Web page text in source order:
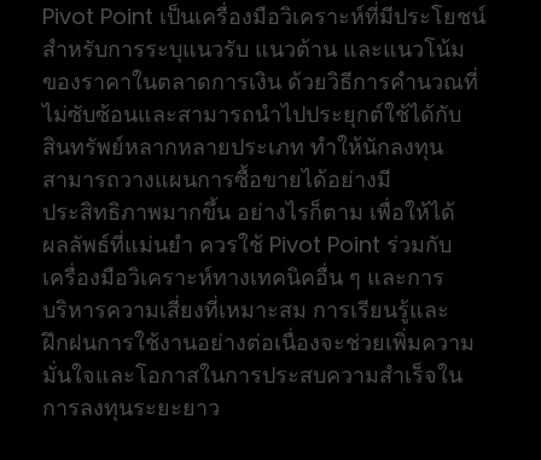
Pivot Point เป็นเครื่องมือวิเคราะห์ที่มีประโยชน์
สำหรับการระบุแนวรับ แนวต้าน และแนวโน้ม
ของราคาในตลาดการเงิน ด้วยวิธีการคำนวณที่
ไม่ซับซ้อนและสามารถนำไปประยุกต์ใช้ได้กับ
สินทรัพย์หลากหลายประเภท ทำให้นักลงทุน
สามารถวางแผนการซื้อขายได้อย่างมี
ประสิทธิภาพมากขึ้น อย่างไรก็ตาม เพื่อให้ได้
ผลลัพธ์ที่แม่นยำ ควรใช้ Pivot Point ร่วมกับ
เครื่องมือวิเคราะห์ทางเทคนิคอื่น ๆ และการ
บริหารความเสี่ยงที่เหมาะสม การเรียนรู้และ
ฝึกฝนการใช้งานอย่างต่อเนื่องจะช่วยเพิ่มความ
มั่นใจและโอกาสในการประสบความสำเร็จใน
การลงทุนระยะยาว